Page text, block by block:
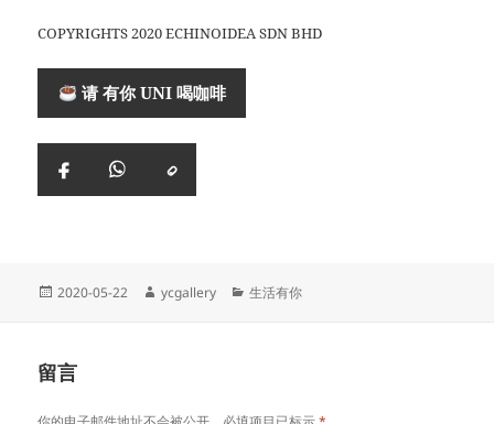
COPYRIGHTS 2020 ECHINOIDEA SDN BHD
请 有你 UNI 喝咖啡
FacebookWhatsApp
复
制
Posted
2020-05-22 Author
ycgallery Categories
生活有你
留言